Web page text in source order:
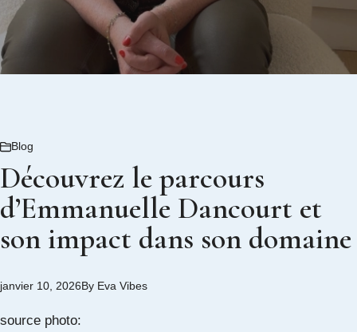
Blog
Découvrez le parcours
d’Emmanuelle Dancourt et
son impact dans son domaine
janvier 10, 2026By Eva Vibes
source photo: